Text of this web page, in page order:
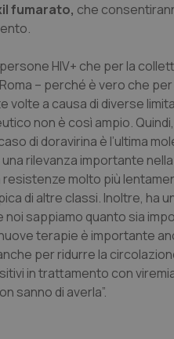
fumarato, che
HIV+ che per la
– perché è vero che per
a causa di diverse
non è così ampio.
di doravirina è l’ultima
rilevanza importante
molto più
di altre classi. Inoltre, ha
sappiamo quanto sia
terapie è importante
per ridurre la
in trattamento con
sanno di averla”.